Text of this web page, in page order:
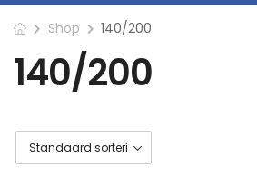
Shop 140/200
140/200